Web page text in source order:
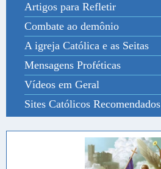
Artigos para Refletir
Combate ao demônio
A igreja Católica e as Seitas
Mensagens Proféticas
Vídeos em Geral
Sites Católicos Recomendados